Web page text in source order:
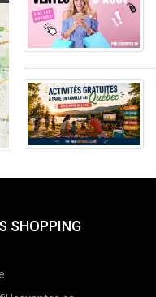
SHOPPING